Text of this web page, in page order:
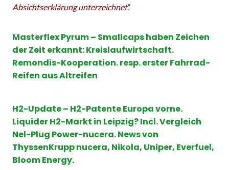
Absichtserklärung unterzeichnet.“
MasterflexPyrum – Smallcaps haben Zeichen
der Zeit erkannt: Kreislaufwirtschaft.
Remondis-Kooperation. resp. erster Fahrrad-
Reifen aus Altreifen
H2-Update – H2-Patente Europa vorne.
Liquider H2-Markt in Leipzig? Incl. Vergleich
Nel-Plug Power-nucera. News von
ThyssenKrupp nucera, Nikola, Uniper, Everfuel,
Bloom Energy.